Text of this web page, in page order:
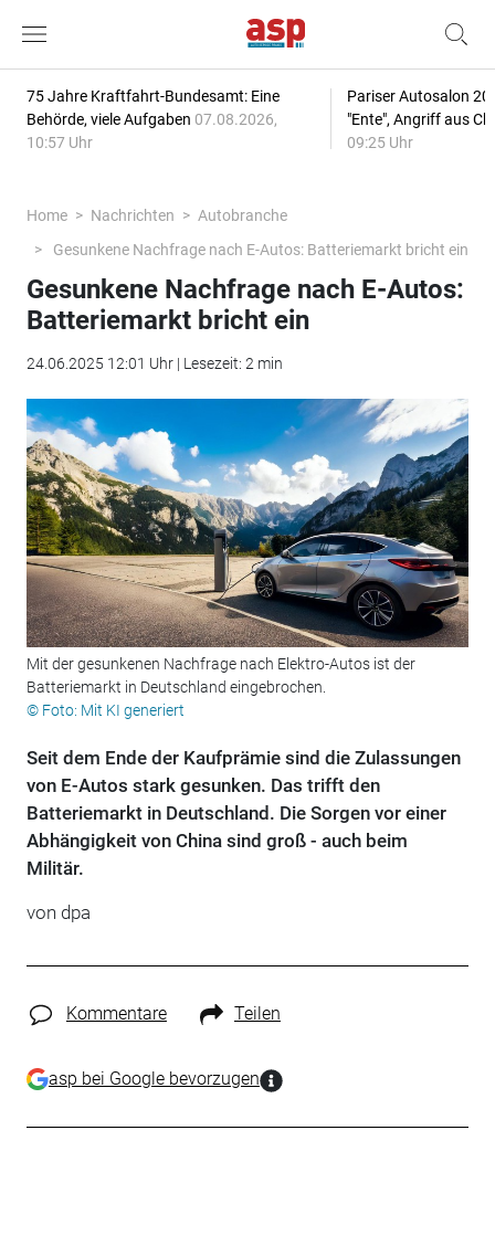
75 Jahre Kraftfahrt-Bundesamt: Eine
Behörde, viele Aufgaben 07.08.2026,
10:57 Uhr
Pariser Autosalon
"Ente", Angriff aus
09:25 Uhr
Home Nachrichten
Autobranche
Gesunkene Nachfrage nach E-Autos: Batteriemarkt bricht ein
Gesunkene Nachfrage nach E-Autos:
Batteriemarkt bricht ein
24.06.2025 12:01 Uhr | Lesezeit: 2 min
Mit der gesunkenen Nachfrage nach Elektro-Autos ist der
Batteriemarkt in Deutschland eingebrochen.
© Foto: Mit KI generiert
Seit dem Ende der Kaufprämie sind die Zulassungen
von E-Autos stark gesunken. Das trifft den
Batteriemarkt in Deutschland. Die Sorgen vor einer
Abhängigkeit von China sind groß - auch beim
Militär.
von dpa
Kommentare Teilen
asp bei Google bevorzugen